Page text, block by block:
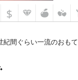
$
紀間ぐらい一流のおも